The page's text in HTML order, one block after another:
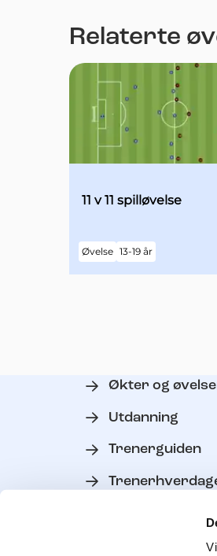
Relaterte
11 v 11 spilløvelse
Øvelse 13-19 år
Økter og
Utdanning
Trenerguiden